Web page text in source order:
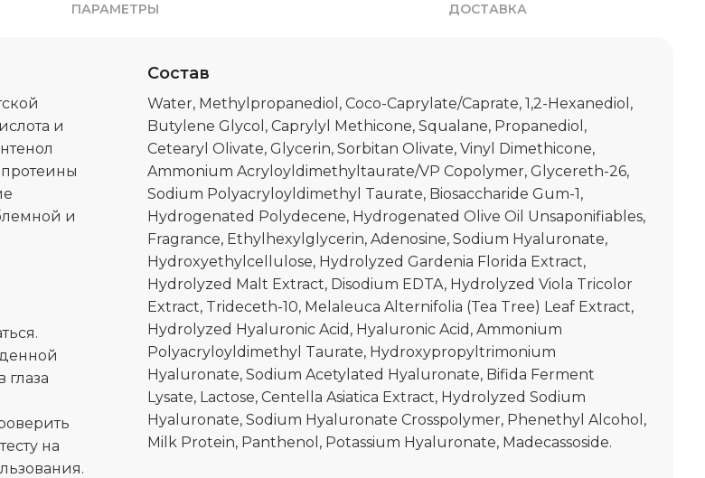
ПАРАМЕТРЫ ДОСТАВКА
и
и
на
Состав
Water, Methylpropanediol, Coco-Caprylate/Caprate, 1,2-Hexanediol,
Butylene Glycol, Caprylyl Methicone, Squalane, Propanediol,
Cetearyl Olivate, Glycerin, Sorbitan Olivate, Vinyl Dimethicone,
Ammonium Acryloyldimethyltaurate/VP Copolymer, Glycereth-26,
Sodium Polyacryloyldimethyl Taurate, Biosaccharide Gum-1,
Hydrogenated Polydecene, Hydrogenated Olive Oil Unsaponifiables,
Fragrance, Ethylhexylglycerin, Adenosine, Sodium Hyaluronate,
Hydroxyethylcellulose, Hydrolyzed Gardenia Florida Extract,
Hydrolyzed Malt Extract, Disodium EDTA, Hydrolyzed Viola Tricolor
Extract, Trideceth-10, Melaleuca Alternifolia (Tea Tree) Leaf Extract,
Hydrolyzed Hyaluronic Acid, Hyaluronic Acid, Ammonium
Polyacryloyldimethyl Taurate, Hydroxypropyltrimonium
Hyaluronate, Sodium Acetylated Hyaluronate, Bifida Ferment
Lysate, Lactose, Centella Asiatica Extract, Hydrolyzed Sodium
Hyaluronate, Sodium Hyaluronate Crosspolymer, Phenethyl Alcohol,
Milk Protein, Panthenol, Potassium Hyaluronate, Madecassoside.